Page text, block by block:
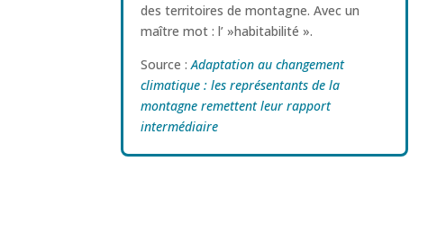
des territoires de montagne. Avec un
maître mot : l’ »habitabilité ».
Source :Adaptation au changement
climatique : les représentants de la
montagne remettent leur rapport
intermédiaire